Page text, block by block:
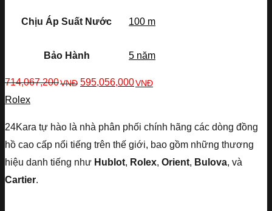
Chịu Áp Suất Nước 100 m
Bảo Hành 5 năm
714,067,200VNĐ 595,056,000VNĐ
Rolex
24Kara tự hào là nhà phân phối chính hãng các dòng đồng
hồ cao cấp nổi tiếng trên thế giới, bao gồm những thương
hiệu danh tiếng như Hublot, Rolex, Orient, Bulova, và
Cartier.